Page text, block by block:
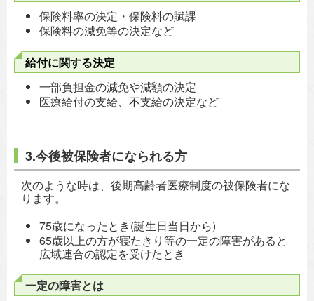
保険料率の決定・保険料の賦課
保険料の減免等の決定など
給付に関する決定
一部負担金の減免や減額の決定
医療給付の支給、不支給の決定など
3.今後被保険者になられる方
次のような時は、後期高齢者医療制度の被保険者にな
ります。
75歳になったとき(誕生日当日から)
65歳以上の方が寝たきり等の一定の障害があると
広域連合の認定を受けたとき
一定の障害とは